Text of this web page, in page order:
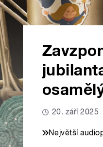
20. září 2025
Největší